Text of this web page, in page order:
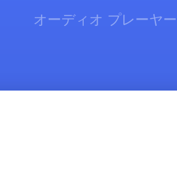
オーディオ プレーヤ